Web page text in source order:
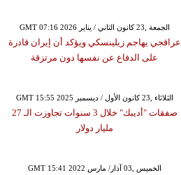
GMT 07:16 2026 الجمعة ,23 كانون الثاني / يناير
عراقجي يهاجم زيلينسكي ويؤكد أن إيران قادرة
على الدفاع عن نفسها دون مرتزقة
GMT 15:55 2025 الثلاثاء ,23 كانون الأول / ديسمبر
صفقات "أديبك" خلال 3 سنوات تجاوزت الـ 27
مليار دولار
GMT 15:41 2022 الخميس ,03 آذار/ مارس